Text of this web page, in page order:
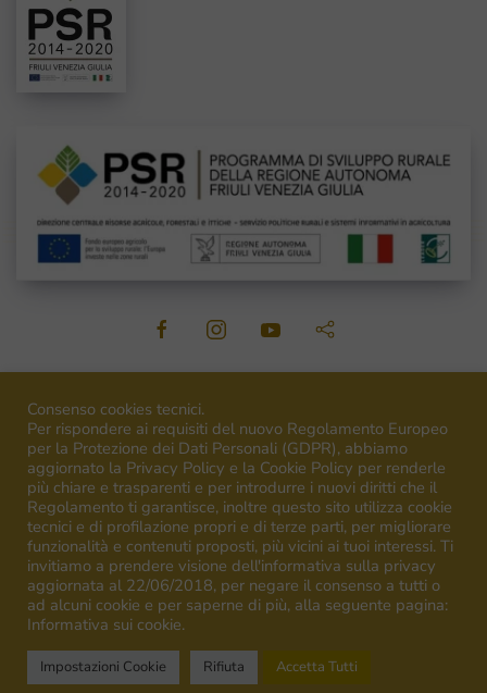
Campagna finanziata ai sensi del regolamento UE n.1308/13
Campaign financed according to EU regulation n.1308/13
Consenso cookies tecnici.
Per rispondere ai requisiti del nuovo Regolamento Europeo
per la Protezione dei Dati Personali (GDPR), abbiamo
aggiornato la Privacy Policy e la Cookie Policy per renderle
più chiare e trasparenti e per introdurre i nuovi diritti che il
Regolamento ti garantisce, inoltre questo sito utilizza cookie
tecnici e di profilazione propri e di terze parti, per migliorare
funzionalità e contenuti proposti, più vicini ai tuoi interessi. Ti
invitiamo a prendere visione dell'informativa sulla privacy
aggiornata al 22/06/2018, per negare il consenso a tutti o
ad alcuni cookie e per saperne di più, alla seguente pagina:
Informativa sui cookie.
Impostazioni Cookie Rifiuta Accetta Tutti